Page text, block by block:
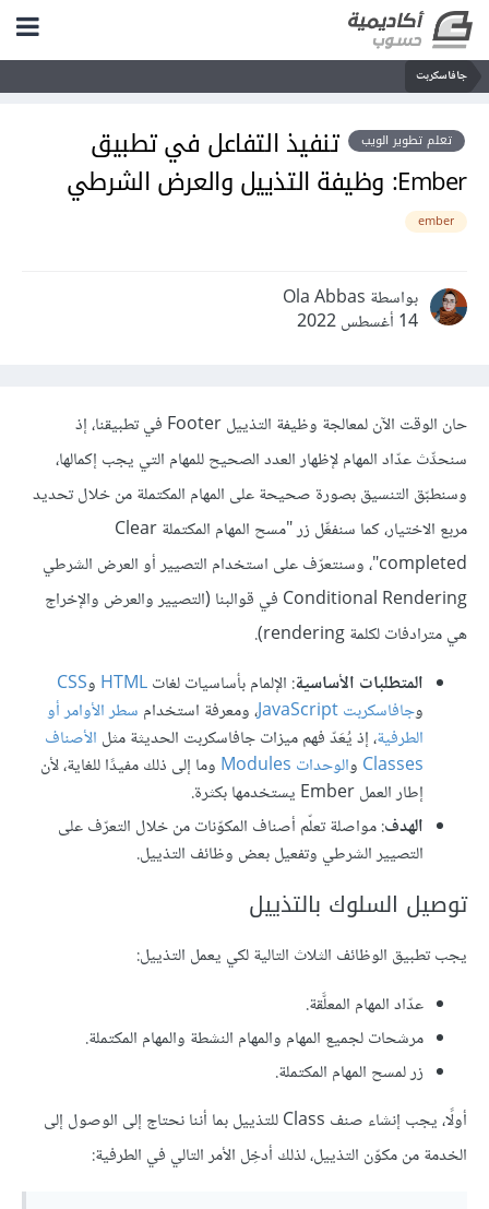
جافاسكربت
تعلم تطوير الويب
تنفيذ التفاعل في تطبيق
Ember: وظيفة التذييل والعرض الشرطي
ember
بواسطة Ola Abbas
14 أغسطس 2022
حان الوقت الآن لمعالجة وظيفة التذييل Footer في تطبيقنا، إذ
سنحدِّث عدّاد المهام لإظهار العدد الصحيح للمهام التي يجب إكمالها،
وسنطبّق التنسيق بصورة صحيحة على المهام المكتملة من خلال تحديد
مربع الاختيار، كما سنفعِّل زر "مسح المهام المكتملة Clear
completed"، وسنتعرّف على استخدام التصيير أو العرض الشرطي
Conditional Rendering في قوالبنا (التصيير والعرض والإخراج
هي مترادفات لكلمة rendering).
المتطلبات الأساسية: الإلمام بأساسيات لغاتHTML وCSS
وجافاسكربت JavaScript ، ومعرفة استخدام سطر الأوامر أو
الطرفية، إذ يُعَدّ فهم ميزات جافاسكربت الحديثة مثل الأصناف
Classes والوحدات Modules
وما إلى ذلك مفيدًا للغاية، لأن
إطار العمل Ember يستخدمها بكثرة.
الهدف: مواصلة تعلّم أصناف المكوّنات من خلال التعرّف على
التصيير الشرطي وتفعيل بعض وظائف التذييل.
توصيل السلوك بالتذييل
يجب تطبيق الوظائف الثلاث التالية لكي يعمل التذييل:
عدّاد المهام المعلَّقة.
مرشحات لجميع المهام والمهام النشطة والمهام المكتملة.
زر لمسح المهام المكتملة.
أولًا، يجب إنشاء صنف Class للتذييل بما أننا نحتاج إلى الوصول إلى
الخدمة من مكوّن التذييل، لذلك أدخِل الأمر التالي في الطرفية: